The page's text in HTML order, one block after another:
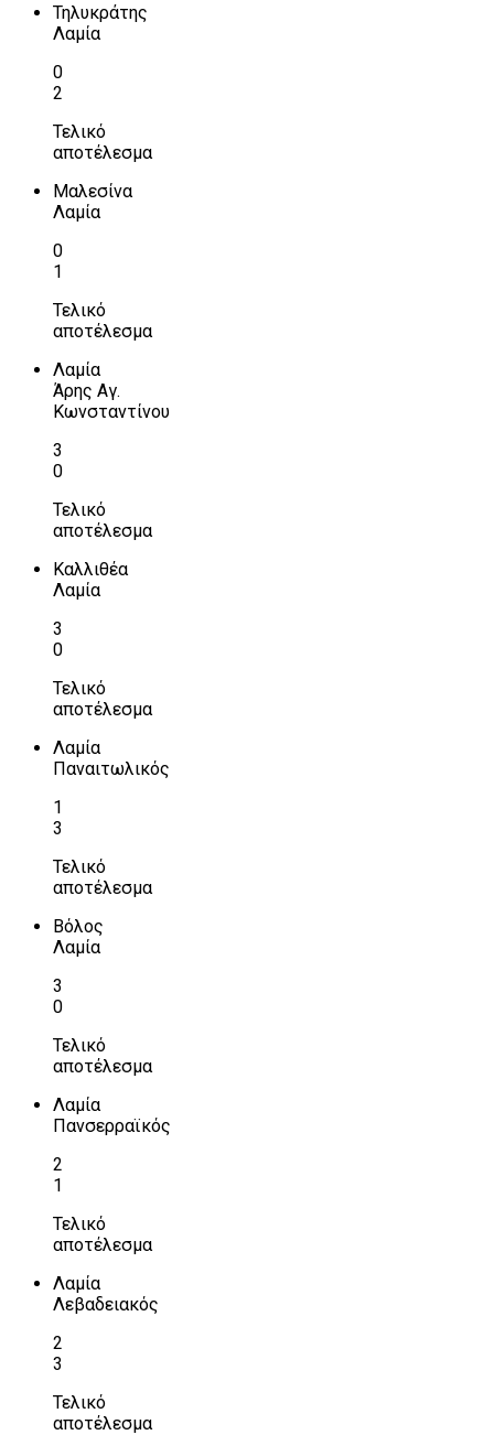
Τηλυκράτης
Λαμία
0
2
Τελικό
αποτέλεσμα
Μαλεσίνα
Λαμία
0
1
Τελικό
αποτέλεσμα
Λαμία
Άρης Αγ.
Κωνσταντίνου
3
0
Τελικό
αποτέλεσμα
Καλλιθέα
Λαμία
3
0
Τελικό
αποτέλεσμα
Λαμία
Παναιτωλικός
1
3
Τελικό
αποτέλεσμα
Βόλος
Λαμία
3
0
Τελικό
αποτέλεσμα
Λαμία
Πανσερραϊκός
2
1
Τελικό
αποτέλεσμα
Λαμία
Λεβαδειακός
2
3
Τελικό
αποτέλεσμα